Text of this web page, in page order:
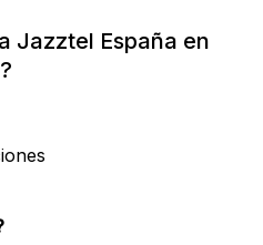
Jazztel España en